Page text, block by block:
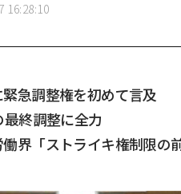
16:28:10
急調整権を初めて言及
終調整に全力
界「ストライキ権制限の